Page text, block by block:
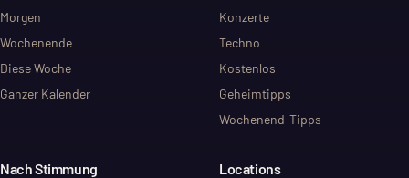
Morgen
Wochenende
Diese Woche
Ganzer Kalender
Konzerte
Techno
Kostenlos
Geheimtipps
Wochenend-Tipps
Nach Stimmung Locations